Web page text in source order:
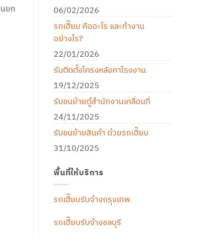
ยก
06/02/2026
รถเฮี๊ยบ คืออะไร และทำงาน
อย่างไร?
22/01/2026
รับติดตั้งโครงหลังคาโรงงาน
19/12/2025
รับขนย้ายตู้สำนักงานเคลื่อนที่
24/11/2025
รับขนย้ายสินค้า ด้วยรถเฮี๊ยบ
31/10/2025
พื้นที่ให้บริการ
รถเฮี๊ยบรับจ้างกรุงเทพ
รถเฮี๊ยบรับจ้างชลบุรี